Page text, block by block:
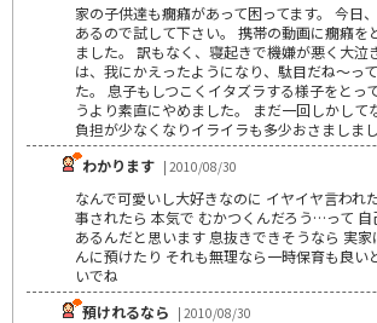
家の子供達も癇癪があって困ってます。 今日
あるので試して下さい。 携帯の動画に癇癪を
ました。 訳もなく、寝起きで機嫌が悪く大泣
は、我にかえったようになり、駄目だね～っ
た。 息子もしつこくイタズラする様子をとっ
うより素直にやめました。 まだ一回しかして
負担が少なくなりイライラも多少おさましまし
わかります | 2010/08/30
なんで可愛いし大好きなのに イヤイヤ言われ
事されたら 本気で むかつくんだろう…って
あるんだと思います 息抜きできそうなら 実家
んに預けたり それも無理なら一時保育も良い
いでね
預けれるなら | 2010/08/30